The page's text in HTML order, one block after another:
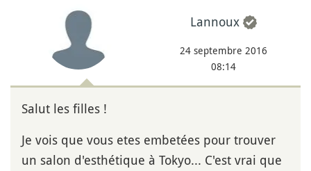
Lannoux
24 septembre 2016
08:14
Salut les filles !
Je vois que vous etes embetées pour trouver
un salon d'esthétique à Tokyo... C'est vrai que